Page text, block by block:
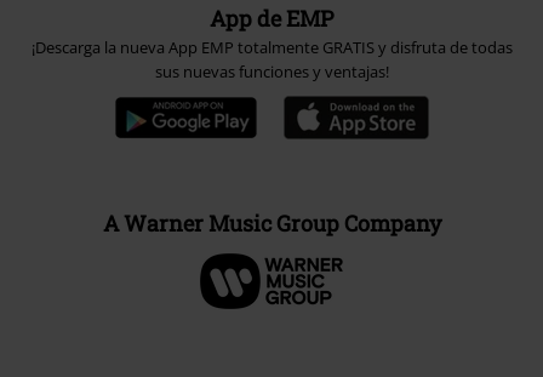
App de EMP
¡Descarga la nueva App EMP totalmente GRATIS y disfruta de todas
sus nuevas funciones y ventajas!
A Warner Music Group Company